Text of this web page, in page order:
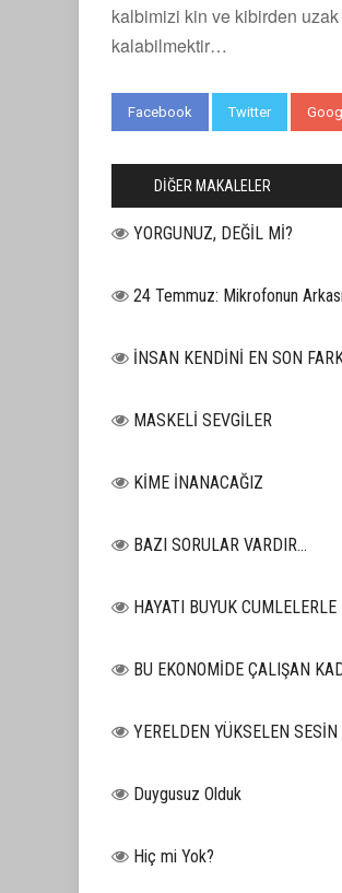
kalbimizi kin ve kibirden
kalabilmektir…
Facebook Twitter
DİĞER MAKALELER
YORGUNUZ, DEĞİL Mİ?
24 Temmuz: Mikrofonun
İNSAN KENDİNİ EN SON
MASKELİ SEVGİLER
KİME İNANACAĞIZ
BAZI SORULAR VARDIR…
HAYATI BUYUK
BU EKONOMİDE ÇALIŞAN
YERELDEN YÜKSELEN
Duygusuz Olduk
Hiç mi Yok?